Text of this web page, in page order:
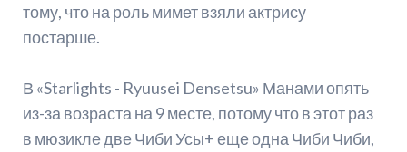
тому, что на роль мимет взяли актрису
постарше.
В «Starlights - Ryuusei Densetsu» Манами опять
из-за возраста на 9 месте, потому что в этот раз
в мюзикле две Чиби Усы+ еще одна Чиби Чиби,